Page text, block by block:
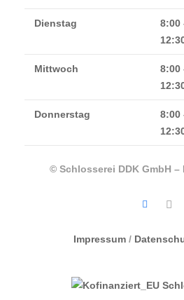
Dienstag
8:00
Mittwoch
8:00
Donnerstag
8:00
© Schlosserei DDK GmbH –
Impressum /